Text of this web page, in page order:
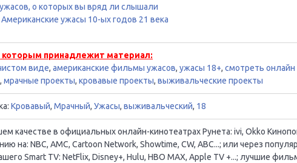
о которых вы вряд ли слышали
ужасы 10-ых годов 21 века
которым принадлежит материал:
виде, американские фильмы ужасов, ужасы 18+, смотреть онлайн
, мрачные проекты, кровавые проекты, выживальческие проекты
Кровавый, Мрачный, Ужасы, выживальческий, 18
качестве в официальных онлайн-кинотеатрах Рунета: ivi, Okko
на: NBC, AMC, Cartoon Network, Showtime, CW, ABC...; или через
Smart TV: NetFlix, Disney+, Hulu, HBO MAX, Apple TV +...; лучшие